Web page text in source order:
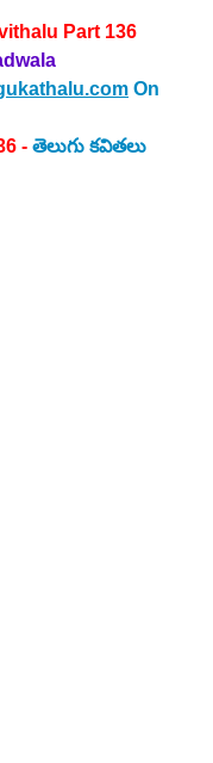
Part 136
On
- తెలుగు కవితలు